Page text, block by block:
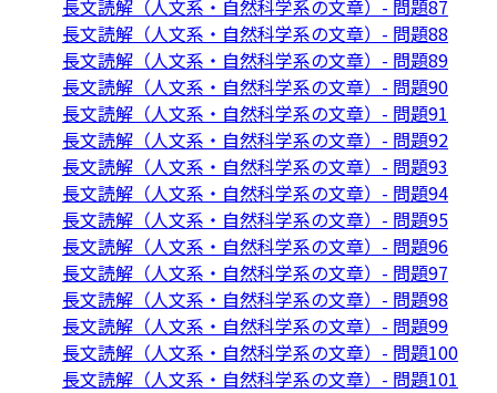
長文読解（人文系・自然科学系の文章）- 問題87
長文読解（人文系・自然科学系の文章）- 問題88
長文読解（人文系・自然科学系の文章）- 問題89
長文読解（人文系・自然科学系の文章）- 問題90
長文読解（人文系・自然科学系の文章）- 問題91
長文読解（人文系・自然科学系の文章）- 問題92
長文読解（人文系・自然科学系の文章）- 問題93
長文読解（人文系・自然科学系の文章）- 問題94
長文読解（人文系・自然科学系の文章）- 問題95
長文読解（人文系・自然科学系の文章）- 問題96
長文読解（人文系・自然科学系の文章）- 問題97
長文読解（人文系・自然科学系の文章）- 問題98
長文読解（人文系・自然科学系の文章）- 問題99
長文読解（人文系・自然科学系の文章）- 問題100
長文読解（人文系・自然科学系の文章）- 問題101